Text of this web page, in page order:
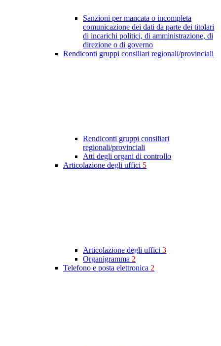
Sanzioni per mancata o incompleta
comunicazione dei dati da parte dei titolari
di incarichi politici, di amministrazione, di
direzione o di governo
Rendiconti gruppi consiliari regionali/provinciali
Rendiconti gruppi consiliari
regionali/provinciali
Atti degli organi di controllo
Articolazione degli uffici 5
Articolazione degli uffici 3
Organigramma 2
Telefono e posta elettronica 2